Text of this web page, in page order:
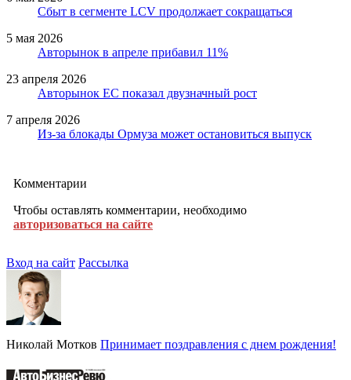
Сбыт в сегменте LCV продолжает сокращаться
5 мая 2026
Авторынок в апреле прибавил 11%
23 апреля 2026
Авторынок ЕС показал двузначный рост
7 апреля 2026
Из-за блокады Ормуза может остановиться выпуск
Комментарии
Чтобы оставлять комментарии, необходимо
авторизоваться на сайте
Вход на сайт Рассылка
Николай Мотков Принимает поздравления с днем рождения!